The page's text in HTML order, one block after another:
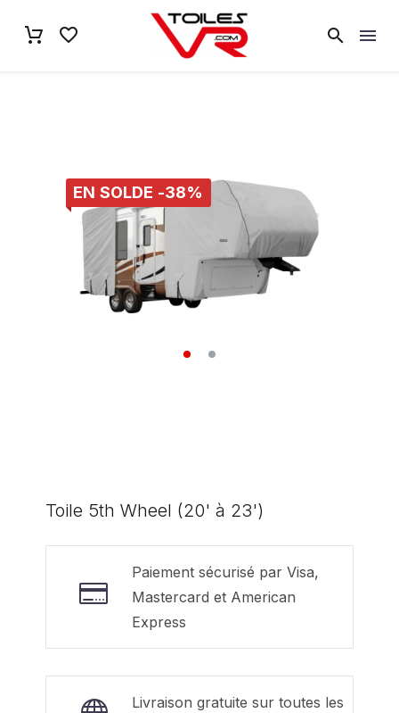
EN SOLDE -38%
Toile 5th Wheel (20' à 23')
Paiement sécurisé par Visa,
Mastercard et American
Express
Livraison gratuite sur toutes les